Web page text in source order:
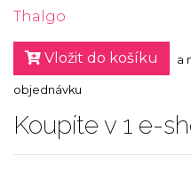
Thalgo
Vložit do košíku a
objednávku
Koupíte v 1 e-